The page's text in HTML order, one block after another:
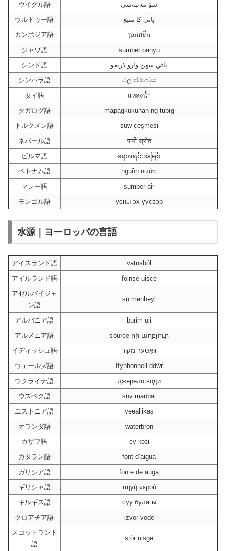
ウイグル語
سۇ مەنبەسى
ウルドゥー語
پانی کا منبع
カンボジア語
ប្រភពទឹក
ジャワ語
sumber banyu
シンド語
پاڻي سهڻ وارو ذريعو
シンハラ語
ජල ප්රභවය
タイ語
แหล่งน้ำ
タガログ語
mapagkukunan ng tubig
トルクメン語
suw çeşmesi
ネパール語
पानी स्रोत
ビルマ語
ရေအရင်းအမြစ်
ベトナム語
nguồn nước
マレー語
sumber air
モンゴル語
усны эх үүсвэр
水源｜ヨーロッパの言語
アイスランド語
vatnsból
アイルランド語
foinse uisce
アゼルバイジャ
ン語
su mənbəyi
アルバニア語
burim uji
アルメニア語
source րի աղբյուր
イディッシュ語
וואַסער מקור
ウェールズ語
ffynhonnell ddŵr
ウクライナ語
джерело води
ウズベク語
suv manbai
エストニア語
veeallikas
オランダ語
waterbron
カザフ語
су көзі
カタラン語
font d’aigua
ガリシア語
fonte de auga
ギリシャ語
πηγή νερού
キルギス語
суу булагы
クロアチア語
izvor vode
スコットランド
語
stòr uisge